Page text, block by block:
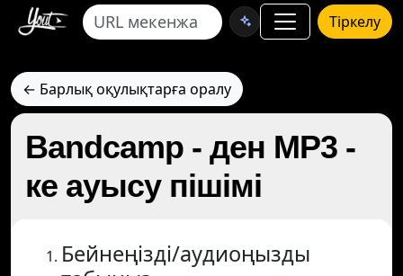
Тіркелу
← Барлық оқулықтарға оралу
Bandcamp - ден MP3 -
ке ауысу пішімі
Бейнеңізді/аудиоңызды